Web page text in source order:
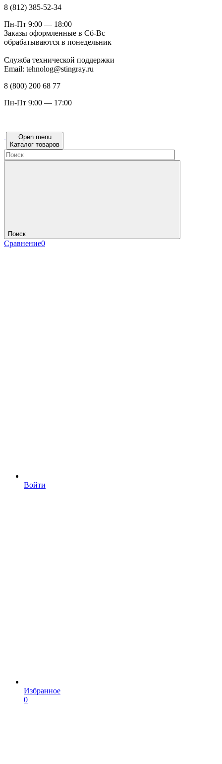
8 (812) 385-52-34
Пн-Пт 9:00 — 18:00
Заказы оформленные в Сб-Вс
обрабатываются в понедельник
Служба технической поддержки
Email: tehnolog@stingray.ru
8 (800) 200 68 77
Пн-Пт 9:00 — 17:00
Open menu
Каталог товаров
Поиск
Сравнение0
Войти
Избранное
0